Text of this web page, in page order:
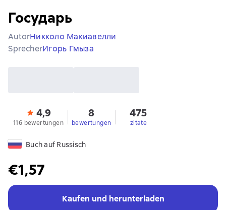
Государь
AutorНикколо Макиавелли
SprecherИгорь Гмыза
4,9
116 bewertungen
8
bewertungen
475
zitate
Buch auf Russisch
€1,57
Kaufen und herunterladen